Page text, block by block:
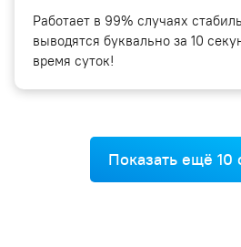
Работает в 99% случаях
выводятся буквально за 10
время суток!
Показать ещё 10